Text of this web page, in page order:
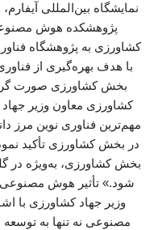
نمایشگاه بین‌المللی
پژوهشکده هوش مصنوعی
کشاورزی به پژوهشگاه
با هدف بهره‌گیری از
بخش کشاورزی صورت
کشاورزی معاون وزیر
مهم‌ترین فناوری نوین مرز
در بخش کشاورزی تأکید
بخش کشاورزی، به‌ویژه در
شود.» تأثیر هوش
وزیر جهاد کشاورزی با
مصنوعی نه تنها به